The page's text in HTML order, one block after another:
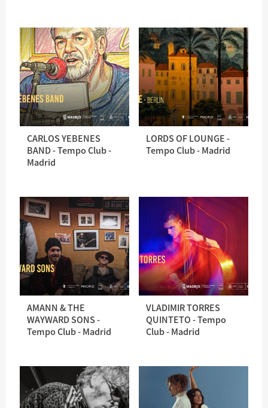
CARLOS YEBENES
BAND - Tempo Club -
Madrid
LORDS OF LOUNGE -
Tempo Club - Madrid
AMANN & THE
WAYWARD SONS -
Tempo Club - Madrid
VLADIMIR TORRES
QUINTETO - Tempo
Club - Madrid